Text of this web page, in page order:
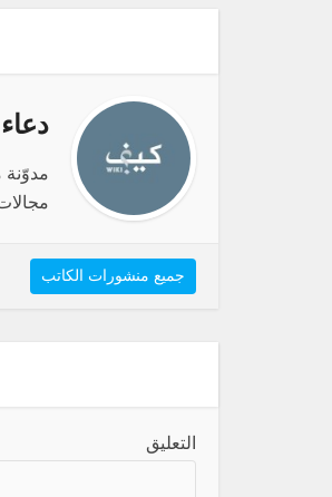
دعاء
مدوّنة
جميع منشورات الكاتب
التعليق